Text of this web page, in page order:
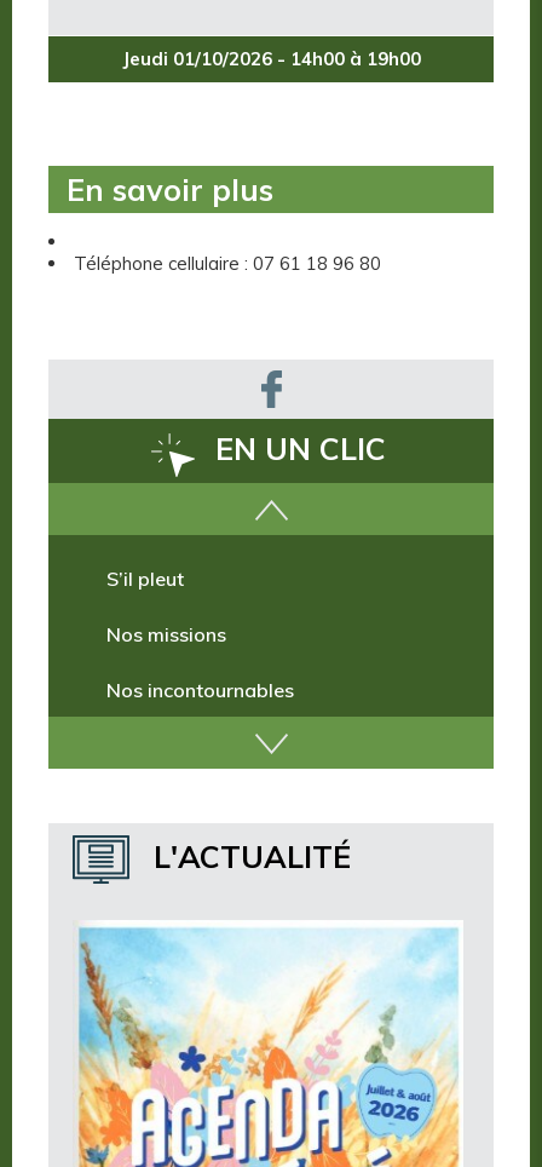
Jeudi 01/10/2026 - 14h00 à 19h00
En savoir plus
Téléphone cellulaire : 07 61 18 96 80
EN UN CLIC
Nos incontournables
Où dormir ?
L'ACTUALITÉ